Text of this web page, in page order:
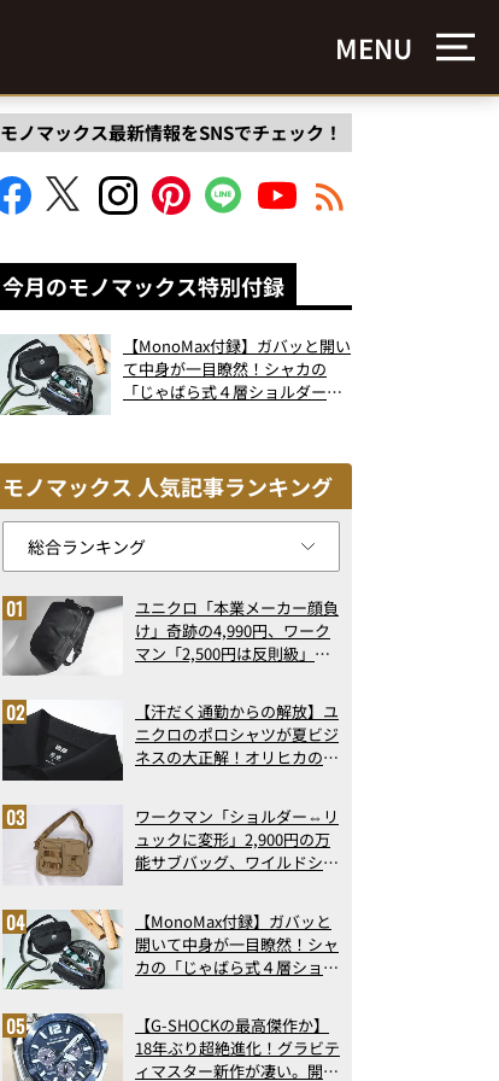
MENU
モノマックス最新情報をSNSでチェック！
今月のモノマックス特別付録
【MonoMax付録】ガバッと開い
て中身が一目瞭然！シャカの
「じゃばら式４層ショルダーバ
モノマックス 人気記事ランキング
ユニクロ「本業メーカー顔負
け」奇跡の4,990円、ワーク
マン「2,500円は反則級」凄
ト3】（2026年6月版）
【汗だく通勤からの解放】ユ
ニクロのポロシャツが夏ビジ
ネスの大正解！オリヒカの透
アの実力
ワークマン「ショルダー⇔リ
ュックに変形」2,900円の万
能サブバッグ、ワイルドシン
記事ランキングベスト3】
（2026年6月版）
【MonoMax付録】ガバッと
開いて中身が一目瞭然！シャ
カの「じゃばら式４層ショル
った！
【G-SHOCKの最高傑作か】
18年ぶり超絶進化！グラビテ
ィマスター新作が凄い。開発